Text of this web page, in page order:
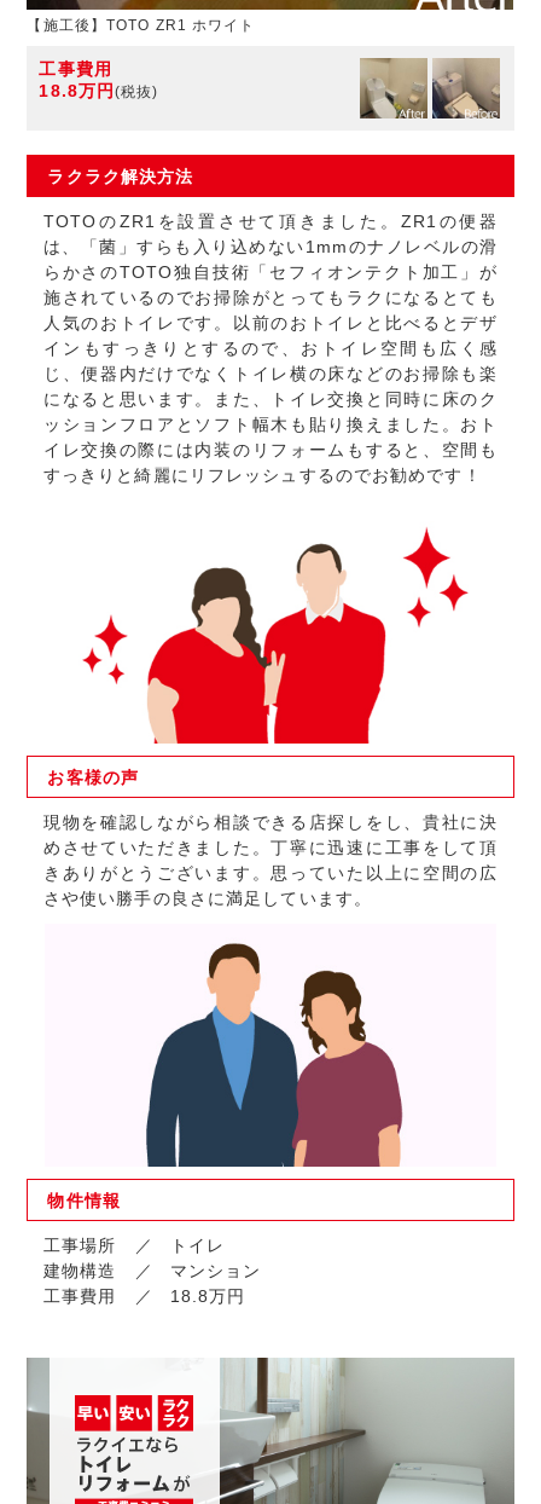
【施工後】TOTO ZR1 ホワイト
工事費用
18.8万円(税抜)
ラクラク解決方法
TOTOのZR1を設置させて頂きました。ZR1の便器
は、「菌」すらも入り込めない1mmのナノレベルの滑
らかさのTOTO独自技術「セフィオンテクト加工」が
施されているのでお掃除がとってもラクになるとても
人気のおトイレです。以前のおトイレと比べるとデザ
インもすっきりとするので、おトイレ空間も広く感
じ、便器内だけでなくトイレ横の床などのお掃除も楽
になると思います。また、トイレ交換と同時に床のク
ッションフロアとソフト幅木も貼り換えました。おト
イレ交換の際には内装のリフォームもすると、空間も
すっきりと綺麗にリフレッシュするのでお勧めです！
お客様の声
現物を確認しながら相談できる店探しをし、貴社に決
めさせていただきました。丁寧に迅速に工事をして頂
きありがとうございます。思っていた以上に空間の広
さや使い勝手の良さに満足しています。
物件情報
工事場所
トイレ
建物構造
マンション
工事費用
18.8万円